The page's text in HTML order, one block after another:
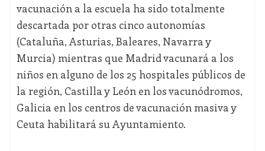
vacunación a la escuela ha sido totalmente
descartada por otras cinco autonomías
(Cataluña, Asturias, Baleares, Navarra y
Murcia) mientras que Madrid vacunará a los
niños en alguno de los 25 hospitales públicos de
la región, Castilla y León en los vacunódromos,
Galicia en los centros de vacunación masiva y
Ceuta habilitará su Ayuntamiento.